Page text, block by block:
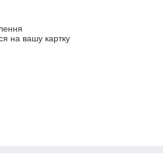
на вашу картку